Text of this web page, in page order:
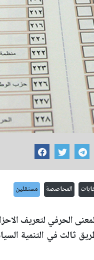
المحاصصة مستقلين
الحرفي لتعريف
في التنمية